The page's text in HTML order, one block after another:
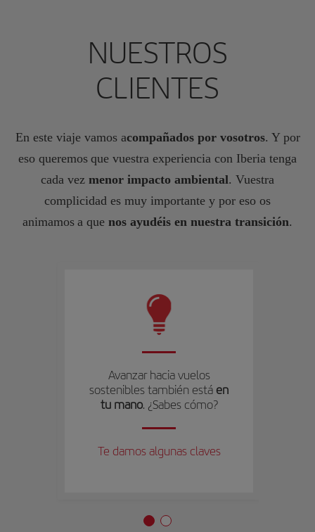
NUESTROS
CLIENTES
En este viaje vamos acompañados por vosotros. Y por
eso queremos que vuestra experiencia con Iberia tenga
cada vez menor impacto ambiental. Vuestra
complicidad es muy importante y por eso os
animamos a que nos ayudéis en nuestra transición.
Avanzar hacia vuelos
sostenibles también está en
tu mano. ¿Sabes cómo?
Te damos algunas claves